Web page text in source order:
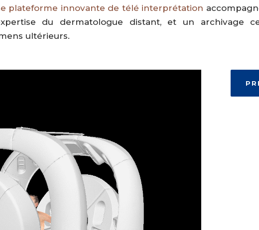
plateforme innovante de télé interprétation
du dermatologue distant, et un archivage
ultérieurs.